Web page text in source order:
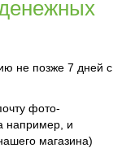
не позже 7 дней с
фото-
например, и
магазина)